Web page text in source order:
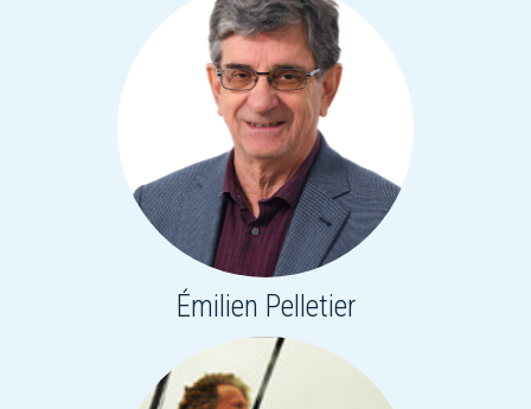
Émilien Pelletier